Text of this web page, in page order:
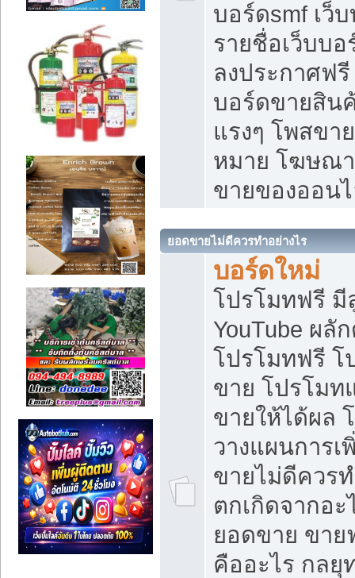
บอร์ดsmf เว็
รายชื่อเว็บบ
ลงประกาศฟรี
บอร์ดขายสิน
แรงๆ โพสขา
หมาย โฆษณ
ขายของออน
ยอดขายไม่ดีควรทำอย่างไร
บอร์ดใหม่
โปรโมทฟรี มี
YouTube ผลั
โปรโมทฟรี โ
ขาย โปรโมท
ขายให้ได้ผล
วางแผนการ
ขายไม่ดีควร
ตกเกิดจากอะ
ยอดขาย ขาย
คืออะไร กลยุ